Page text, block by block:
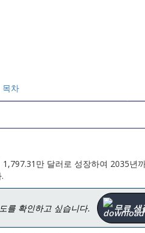
목차
만 달러로 성장하여 2035년
를 확인하고 싶습니다. 무료 샘